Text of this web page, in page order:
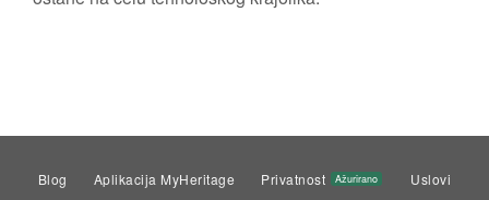
Blog Aplikacija MyHeritage Privatnost Ažurirano
Uslovi